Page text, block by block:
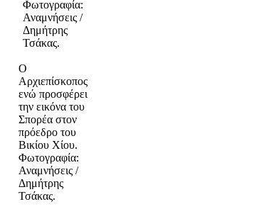
Φωτογραφία:
Αναμνήσεις /
Δημήτρης
Τσάκας.
Ο
Αρχιεπίσκοπος
ενώ προσφέρει
την εικόνα του
Σπορέα στον
πρόεδρο του
Βικίου Χίου.
Φωτογραφία:
Αναμνήσεις /
Δημήτρης
Τσάκας.